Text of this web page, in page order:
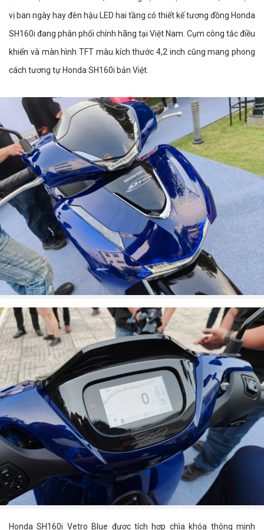
vị ban ngày hay đèn hậu LED hai tầng có thiết kế tương đồng Honda
SH160i đang phân phối chính hãng tại Việt Nam. Cụm công tắc điều
khiển và màn hình TFT màu kích thước 4,2 inch cũng mang phong
cách tương tự Honda SH160i bản Việt.
Honda SH160i Vetro Blue được tích hợp chìa khóa thông minh